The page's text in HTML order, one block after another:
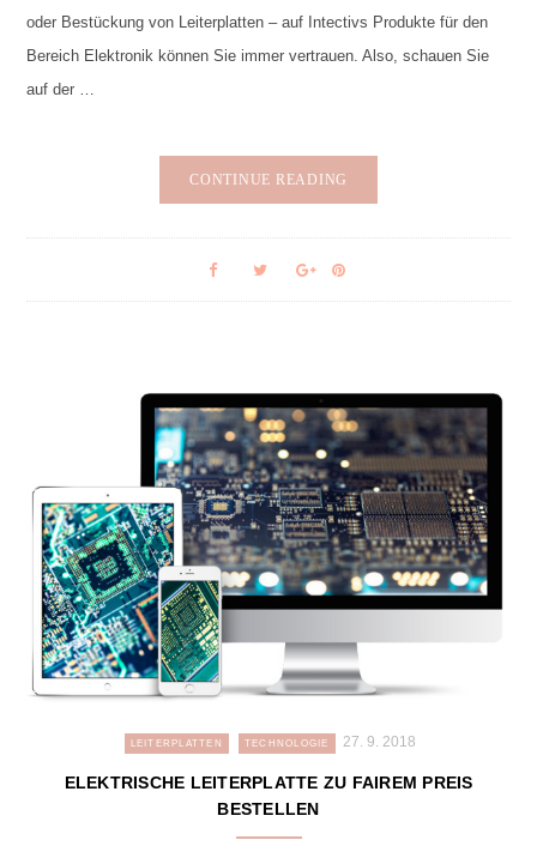
oder Bestückung von Leiterplatten – auf Intectivs Produkte für den
Bereich Elektronik können Sie immer vertrauen. Also, schauen Sie
auf der …
CONTINUE READING
LEITERPLATTEN TECHNOLOGIE 27. 9. 2018
ELEKTRISCHE LEITERPLATTE ZU FAIREM PREIS
BESTELLEN